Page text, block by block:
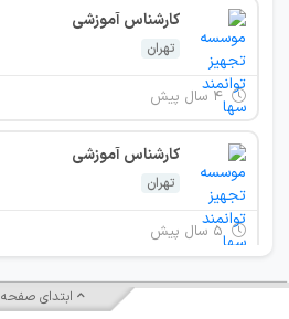
کارشناس آموزشی
تهران
۴ سال پیش
کارشناس آموزشی
تهران
۵ سال پیش
ابتدای صفحه